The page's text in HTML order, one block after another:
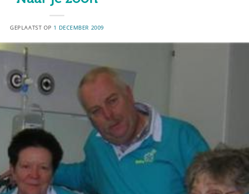
GEPLAATST OP 1 DECEMBER 2009